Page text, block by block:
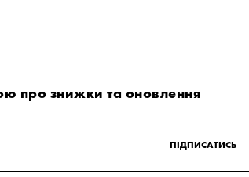
про знижки та оновлення
ПІДПИСАТИСЬ